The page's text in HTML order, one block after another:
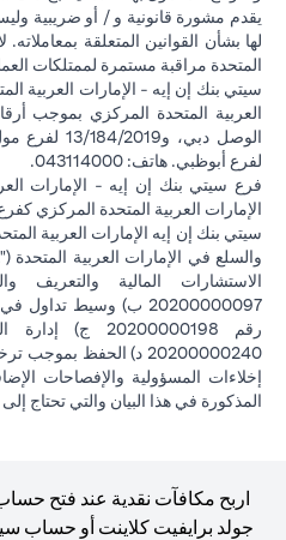
يقدم مشورة قانونية و / أو ضريبية
لها بشأن القوانين المتعلقة
المتحدة مراقبة مستمرة لممتلكات
سيتي بنك إن إيه - الإمارات العربية
لفرع أبوظبي. هاتف: 043114000.
فرع سيتي بنك إن إيه - الإمارات
الإمارات العربية المتحدة المركزي
سيتي بنك إن إيه الإمارات العربية
الاستشارات المالية
20200000097 ب) وسيط
رقم
إخلاءات المسؤولية والإفصاحات
المذكورة في هذا البيان والتي تحتاج
اربح مكافآت نقدية عند فتح
جولد برايفيت كلاينت أو حساب